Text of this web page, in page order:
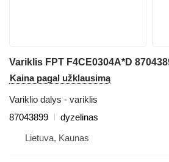
Kaina pagal užklausimą
Variklio dalys - variklis
87043899
dyzelinas
Lietuva, Kaunas